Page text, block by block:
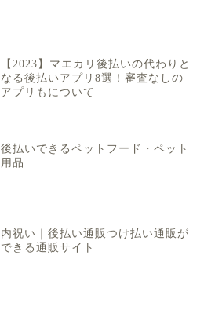
【2023】マエカリ後払いの代わりと
なる後払いアプリ8選！審査なしの
アプリもについて
後払いできるペットフード・ペット
用品
内祝い｜後払い通販つけ払い通販が
できる通販サイト